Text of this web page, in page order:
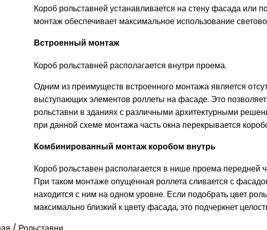
Короб рольставней устанавливается на стену фасада или
монтаж обеспечивает максимальное использование
Встроенный монтаж
Короб рольставней располагается внутри проема.
Одним из преимуществ встроенного монтажа является
выступающих элементов роллеты на фасаде. Это
рольставни в зданиях с различными архитектурными
при данной схеме монтажа часть окна перекрывается
Комбинированный монтаж коробом внутрь
Короб рольставен располагается в нише проема передней
При таком монтаже опущенная роллета сливается с
находится с ним на одном уровне. Если подобрать цвет
максимально близкий к цвету фасада, это подчеркнет